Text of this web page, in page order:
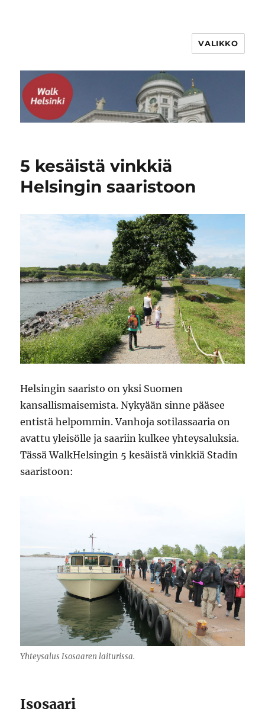
VALIKKO
5 kesäistä vinkkiä
Helsingin saaristoon
Helsingin saaristo on yksi Suomen
kansallismaisemista. Nykyään sinne pääsee
entistä helpommin. Vanhoja sotilassaaria on
avattu yleisölle ja saariin kulkee yhteysaluksia.
Tässä WalkHelsingin 5 kesäistä vinkkiä Stadin
saaristoon:
Yhteysalus Isosaaren laiturissa.
Isosaari